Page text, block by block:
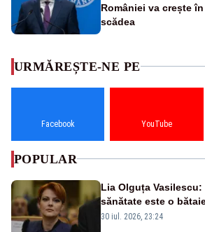
României va crește
scădea
URMĂREȘTE-NE PE
Facebook YouTube
POPULAR
Lia Olguța Vasilescu:
sănătate este o
guvernează
30 iul. 2026, 23:24